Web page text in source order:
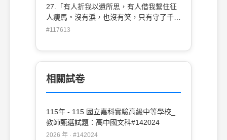
27.「有人折我以遺所思，有人借我繫住征
人瘦馬。沒有淚，也沒有笑，只有守了千年
的沉默。年年，我青青若此。」文中的
(D)井欄
#117613
相關試卷
115年 - 115 國立嘉科實驗高級中等學校_
教師甄選試題：高中國文科#142024
2026 年 · #142024